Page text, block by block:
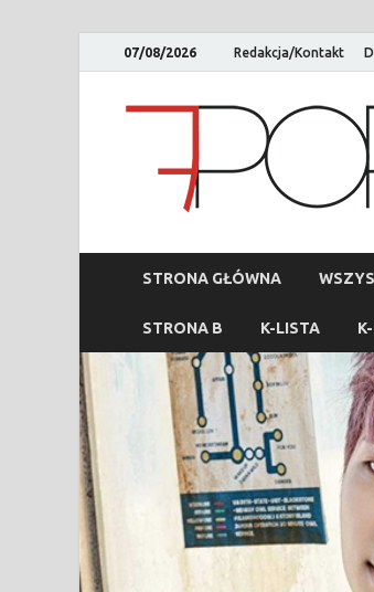
07/08/2026 Redakcja/Kontakt
STRONA GŁÓWNA
STRONA B K-LISTA